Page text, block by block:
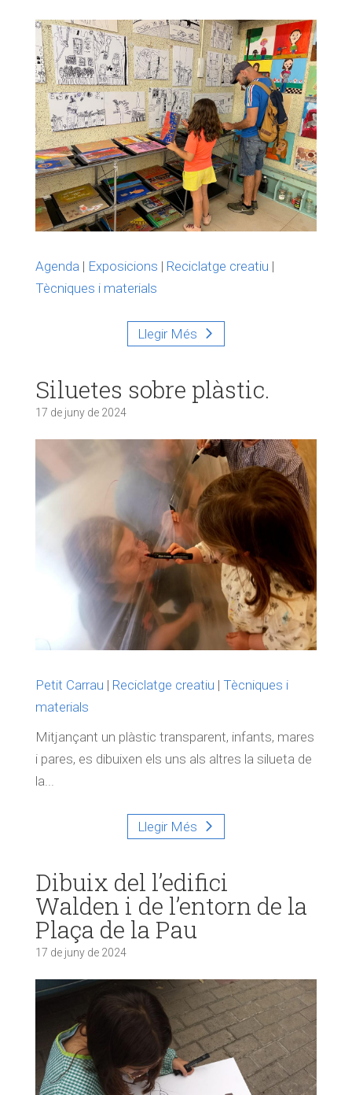
Agenda | Exposicions | Reciclatge creatiu |
Tècniques i materials
Llegir Més
Siluetes sobre plàstic.
17 de juny de 2024
Petit Carrau | Reciclatge creatiu | Tècniques i
materials
Mitjançant un plàstic transparent, infants, mares
i pares, es dibuixen els uns als altres la silueta de
la...
Llegir Més
Dibuix del l’edifici
Walden i de l’entorn de la
Plaça de la Pau
17 de juny de 2024